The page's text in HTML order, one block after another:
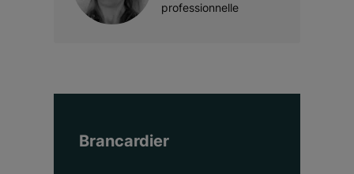
professionnelle
Brancardier